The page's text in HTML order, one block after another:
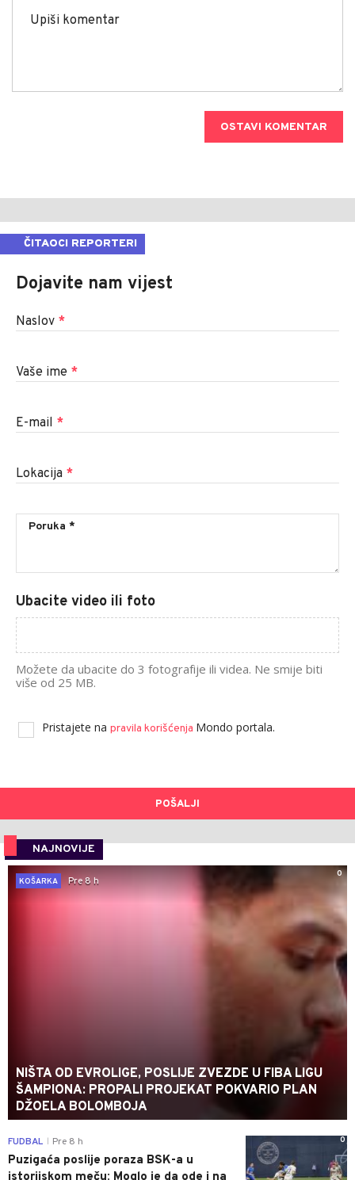
OSTAVI KOMENTAR
ČITAOCI REPORTERI
Dojavite nam vijest
Naslov *
Vaše ime *
E-mail *
Lokacija *
Ubacite video ili foto
Možete da ubacite do 3 fotografije ili videa. Ne smije biti
više od 25 MB.
Pristajete na pravila korišćenja Mondo portala.
POŠALJI
NAJNOVIJE
0
KOŠARKA
Pre 8 h
NIŠTA OD EVROLIGE, POSLIJE ZVEZDE U FIBA LIGU
ŠAMPIONA: PROPALI PROJEKAT POKVARIO PLAN
DŽOELA BOLOMBOJA
0
FUDBAL Pre 8 h
Puzigaća poslije poraza BSK-a u